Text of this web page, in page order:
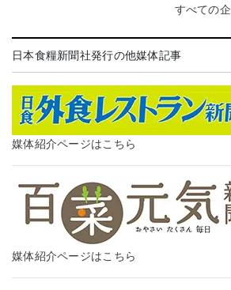
すべての
日本食糧新聞社発行の他媒体記事
媒体紹介ページはこちら
媒体紹介ページはこちら